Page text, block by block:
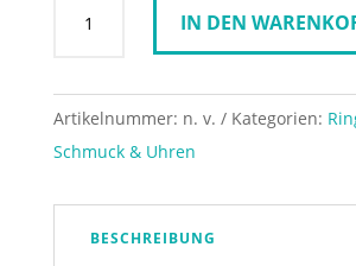
Icons
Menge
IN DEN
Artikelnummer: n. v. Kategorien:
Schmuck & Uhren
BESCHREIBUNG